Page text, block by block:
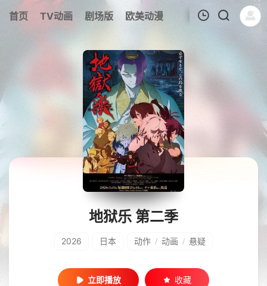
首页 TV动画 剧场版 欧美动漫
地狱乐 第二季
2026 日本 动作 / 动画 / 悬疑
立即播放 收藏